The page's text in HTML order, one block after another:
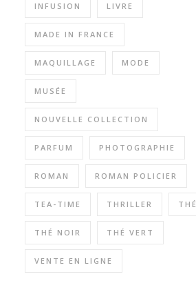
INFUSION LIVRE
MADE IN FRANCE
MAQUILLAGE MODE
MUSÉE
NOUVELLE COLLECTION
PARFUM PHOTOGRAPHIE
ROMAN ROMAN POLICIER
TEA-TIME THRILLER THÉ
THÉ NOIR THÉ VERT
VENTE EN LIGNE